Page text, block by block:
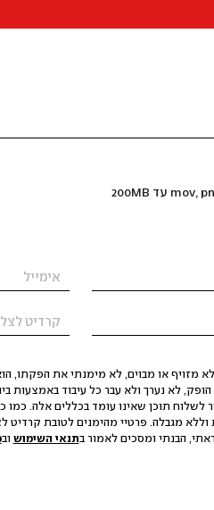
מזויף או מבוים, לא מימנתי את הפקתו,
לשלוח תוכן שאינו עומד בכללים אלה. כמו
מגבלה. פרטיי מהימנים לטובת קרדיט
הבנתי ומסכים לאמור בתנאי השימוש וב